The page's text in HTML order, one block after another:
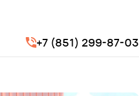
+7 (851) 299-87-03
автомобили
водителем в